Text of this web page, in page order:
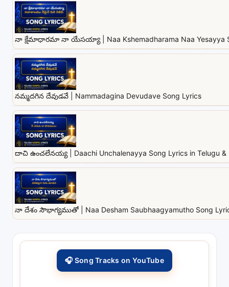
నా క్షేమాధారమా నా యేసయ్యా | Naa Kshemadharama Naa Yesayya
నమ్మదగిన దేవుడవే | Nammadagina Devudave Song Lyrics
దాచి ఉంచలేనయ్య | Daachi Unchalenayya Song Lyrics in Telugu &
నా దేశం సౌభాగ్యముతో | Naa Desham Saubhaagyamutho Song
🎧 Song Tracks on YouTube